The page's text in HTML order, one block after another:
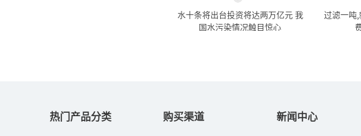
水十条将出台投资将达两万亿元 我
国水污染情况触目惊心
过滤一吨
热门产品分类 购买渠道 新闻中心